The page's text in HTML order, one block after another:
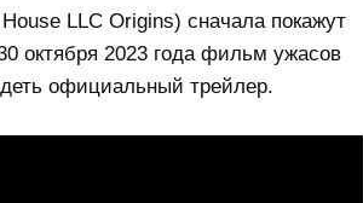
LLC Origins) сначала покажут
октября 2023 года фильм ужасов
официальный трейлер.